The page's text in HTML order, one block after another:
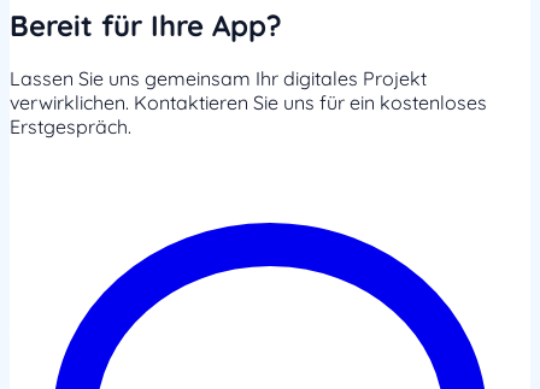
Bereit für Ihre App?
Lassen Sie uns gemeinsam Ihr digitales Projekt
verwirklichen. Kontaktieren Sie uns für ein kostenloses
Erstgespräch.